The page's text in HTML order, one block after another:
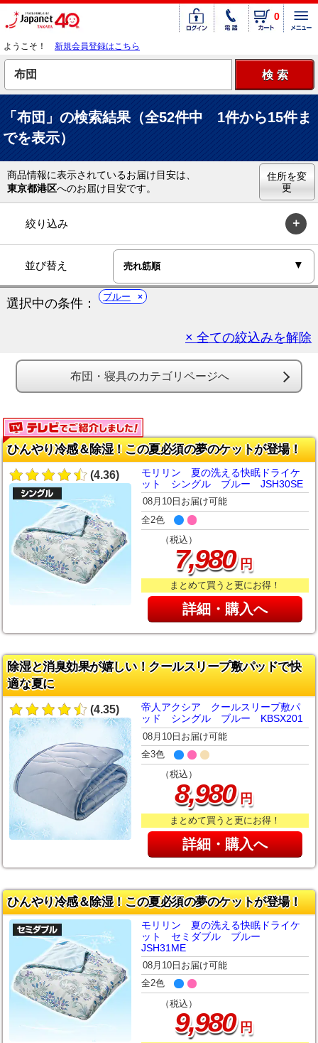
0
ようこそ！ 新規会員登録はこちら
「布団」の検索結果（全52件中 1件から15件ま
でを表示）
商品情報に表示されているお届け目安は、
東京都港区へのお届け目安です。
住所を変
更
絞り込み
並び替え
選択中の条件： ブルー
× 全ての絞込みを解除
布団・寝具のカテゴリページへ
ひんやり冷感＆除湿！この夏必須の夢のケットが登場！
(4.36)
モリリン 夏の洗える快眠ドライケ
ット シングル ブルー JSH30SE
08月10日お届け可能
全2色
（税込）
7,980円
まとめて買うと更にお得！
詳細・購入へ
除湿と消臭効果が嬉しい！クールスリープ敷パッドで快
適な夏に
(4.35)
帝人アクシア クールスリープ敷パ
ッド シングル ブルー KBSX201
08月10日お届け可能
全3色
（税込）
8,980円
まとめて買うと更にお得！
詳細・購入へ
ひんやり冷感＆除湿！この夏必須の夢のケットが登場！
モリリン 夏の洗える快眠ドライケ
ット セミダブル ブルー
JSH31ME
08月10日お届け可能
全2色
（税込）
9,980円